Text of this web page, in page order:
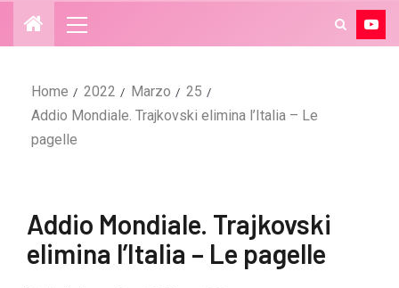
Home 2022 Marzo
25
Addio Mondiale. Trajkovski elimina l’Italia – Le
pagelle
Addio Mondiale. Trajkovski
elimina l’Italia – Le pagelle